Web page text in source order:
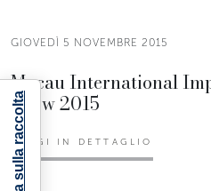
GIOVEDÌ 5 NOVEMBRE 2015
Macau International
Show 2015
LEGGI IN DETTAGLIO